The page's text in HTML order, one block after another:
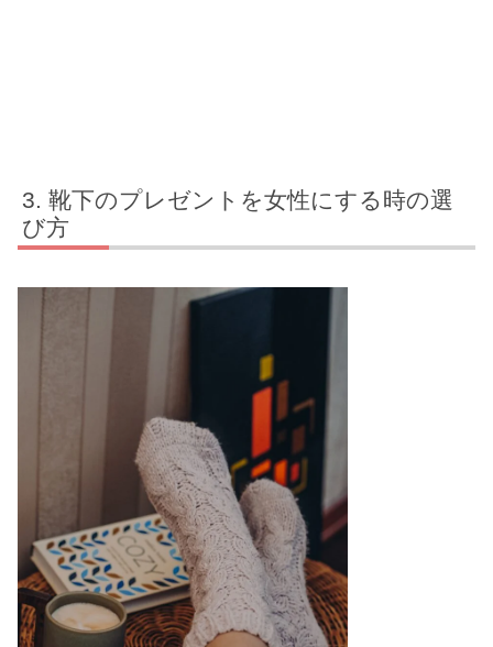
靴下のプレゼントを女性にする時の選
び方